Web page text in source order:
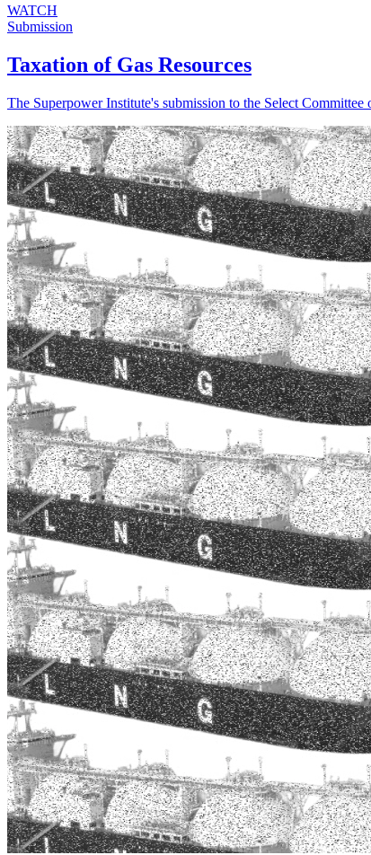
WATCH
Submission
Taxation of Gas Resources​​​​‌ ‍ ​‍​‍‌‍ ‌ ​‍‌‍‍‌‌‍‌ ‌‍‍‌‌‍ ‍​‍​‍​ ‍‍​‍​‍‌ ​ ‌‍​‌‌‍ ‍‌‍‍‌‌ ‌​‌ ‍‌​‍ ‍‌‍‍‌‌‍ ​‍​‍​‍ ​​‍​‍‌‍‍​‌ ​‍‌‍‌‌‌‍‌‍​‍​‍​ ‍‍​‍​‍‌‍‍​‌ ‌​‌ ‌​‌ ​​​ ‍‍​‍ ​‍ ‌‍ ​‌‍ ‌‍​ ‌‍​‌‌‍ ​‌‍‍​‌‍ ‌ ​ ‌ ‌​​ ‍‍​ ​ ​ ​ ​ ​ ​ ​ ​‍ ‌‍‍‌‌‍ ‍‌ ‌​‌‍‌‌‌‍ ‍‌ ‌​​‍ ‌‍‌‌‌‍‌​‌‍‍‌‌ ‌​​‍ ‌‍ ‌‌‍ ‌‍‌​‌‍‌‌​ ‌‌ ​​‌ ​‍‌‍‌‌‌ ​ ‌‍‌‌‌‍ ‍‌ ‌​‌‍​‌‌ ‌​‌‍‍‌‌‍ ‌‍ ‍​ ‍ ‌‍‍‌‌‍‌​​ ‌​ ​​‌‍​‌​ ‍​‌‍​‍​ ‍​​ ​‌​ ‌ ​ ‍‌​‍ ‌​ ​ ​ ​ ​ ‌‍​ ​​​‍ ‌​ ‌​​ ​​​ ‍‌​ ‍​​‍ ‌‌‍​‍‌‍‌​‌‍‌​‌‍‌​​‍ ‌​ ‌‍‌‍​‍‌‍​‌‌‍‌‍​ ​‍​ ‌ ​ ​ ‌‍‌‍​ ‌‍​ ‌​‌‍‌‌‌‍‌‌​ ‍ ‌ ‌​‌ ‍‌‌ ​​‌‍‌‌​ ‌‌ ‌ ‌‍ ‌ ​‍‌‍‍ ​ ‍ ‌ ​​‌‍​‌‌ ‌​‌‍‍​​ ‌‌ ‌​‌‍‍‌‌ ‌​‌‍ ​‌‍‌‌​ ‌‍​‍‌‍​‌‌ ​ ‌‍‌‌‌‌‌‌‌ ​‍‌‍ ​​ ‌‌‍‍​‌ ‌​‌ ‌​‌ ​​​‍‌‌​ ​ ‌​​‌​‍‌‌​ ​‍‌​‌‍​‍‌‌​ ​‍‌​‌‍‌‍ ​‌‍ ‌‍​ ‌‍​‌‌‍ ​‌‍‍​‌‍ ‌ ​ ‌ ‌​​‍‌‌​ ​ ‌​​‌​ ​ ​ ​ ​ ​ ​ ​ ​‍‌‍‌‍‍‌‌‍‌​​ ‌​ ​​‌‍​‌​ ‍​‌‍​‍​ ‍​​ ​‌​ ‌ ​ ‍‌​‍ ‌​ ​ ​ ​ ​ ‌‍​ ​​​‍ ‌​ ‌​​ ​​​ ‍‌​ ‍​​‍ ‌‌‍​‍‌‍‌​‌‍‌​‌‍‌​​‍ ‌​ ‌‍‌‍​‍‌‍​‌‌‍‌‍​ ​‍​ ‌ ​ ​ ‌‍‌‍​ ‌‍​ ‌​‌‍‌‌‌‍‌‌​‍‌‍‌ ‌​‌ ‍‌‌ ​​‌‍‌‌​ ‌‌ ‌ ‌‍ ‌ ​‍‌‍‍ ​‍‌‍‌ ​​‌‍​‌‌ ‌​‌‍‍​​ ‌‌ ‌​‌‍‍‌‌ ‌​‌‍ ​‌‍‌‌​‍‌‍‌ ​​‌‍‌‌‌ ​‍‌ ​ ‌ ​​‌‍‌‌‌‍​ ‌ ‌​‌‍‍‌‌ ‌‍‌‍‌‌​ ‌‌ ​​‌ ‌‌‌‍​‍‌‍ ​‌‍‍‌‌ ​ ‌‍‍​‌‍‌‌‌‍‌​​‍​‍‌ ‌
The Superpower Institute's submission to the Select Committee on the Taxation of Gas Resources​​​​‌